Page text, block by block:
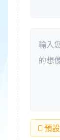
預設